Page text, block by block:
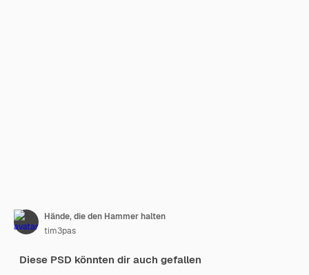
Hände, die den Hammer halten
tim3pas
Diese PSD könnten dir auch gefallen